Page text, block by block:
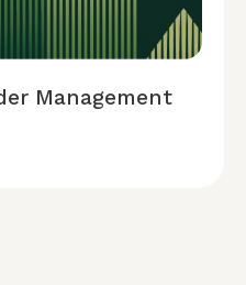
Management